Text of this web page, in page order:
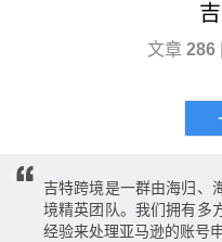
文章 286
吉特跨境是一群由海归、
境精英团队。我们拥有多
经验来处理亚马逊的账号申